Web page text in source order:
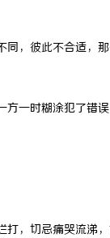
，彼此不合适，
时糊涂犯了错误
，切忌痛哭流涕